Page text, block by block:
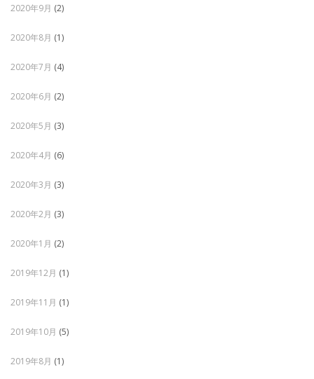
2020年9月 (2)
2020年8月 (1)
2020年7月 (4)
2020年6月 (2)
2020年5月 (3)
2020年4月 (6)
2020年3月 (3)
2020年2月 (3)
2020年1月 (2)
2019年12月 (1)
2019年11月 (1)
2019年10月 (5)
2019年8月 (1)